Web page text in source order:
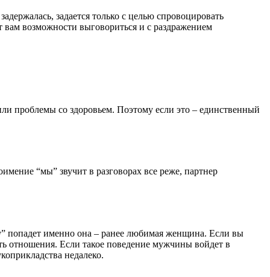
задается только с целью спровоцировать
возможности выговориться и с раздражением
проблемы со здоровьем. Поэтому если это – единственный
“мы” звучит в разговорах все реже, партнер
попадет именно она – ранее любимая женщина. Если вы
отношения. Если такое поведение мужчины войдет в
недалеко.